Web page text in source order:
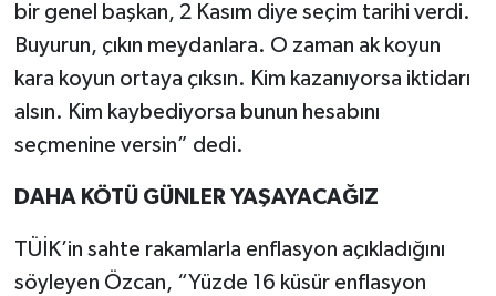
bir genel başkan, 2 Kasım diye seçim tarihi verdi.
Buyurun, çıkın meydanlara. O zaman ak koyun
kara koyun ortaya çıksın. Kim kazanıyorsa iktidarı
alsın. Kim kaybediyorsa bunun hesabını
seçmenine versin” dedi.
DAHA KÖTÜ GÜNLER YAŞAYACAĞIZ
TÜİK’in sahte rakamlarla enflasyon açıkladığını
söyleyen Özcan, “Yüzde 16 küsür enflasyon